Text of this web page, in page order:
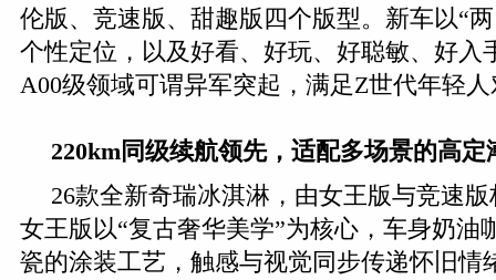
伦版、竞速版、甜趣版四个版型。新车以“
个性定位，以及好看、好玩、好聪敏、好入
A00级领域可谓异军突起，满足Z世代年轻
220km同级续航领先，适配多场景的高定
26款全新奇瑞冰淇淋，由女王版与竞速
女王版以“复古奢华美学”为核心，车身奶油
瓷的涂装工艺，触感与视觉同步传递怀旧情